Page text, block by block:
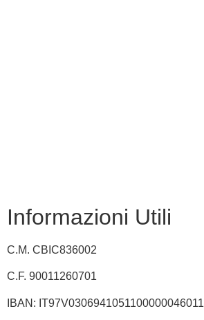
Informazioni Utili
C.M. CBIC836002
C.F. 90011260701
IBAN: IT97V0306941051100000046011